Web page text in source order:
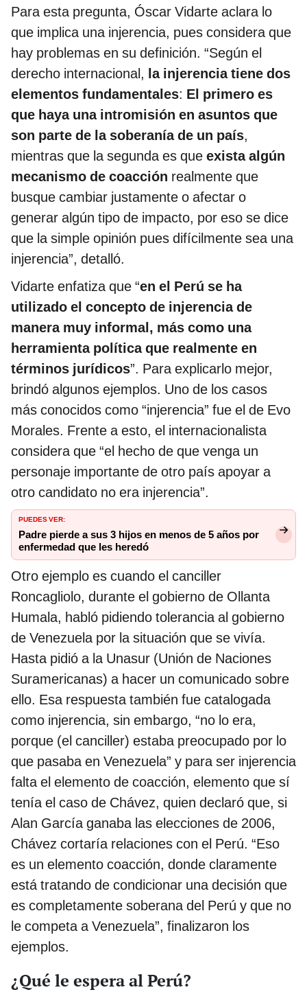
Para esta pregunta, Óscar Vidarte aclara lo
que implica una injerencia, pues considera que
hay problemas en su definición. “Según el
derecho internacional, la injerencia tiene dos
elementos fundamentales: El primero es
que haya una intromisión en asuntos que
son parte de la soberanía de un país,
mientras que la segunda es que exista algún
mecanismo de coacción realmente que
busque cambiar justamente o afectar o
generar algún tipo de impacto, por eso se dice
que la simple opinión pues difícilmente sea una
injerencia”, detalló.
Vidarte enfatiza que “en el Perú se ha
utilizado el concepto de injerencia de
manera muy informal, más como una
herramienta política que realmente en
términos jurídicos”. Para explicarlo mejor,
brindó algunos ejemplos. Uno de los casos
más conocidos como “injerencia” fue el de Evo
Morales. Frente a esto, el internacionalista
considera que “el hecho de que venga un
personaje importante de otro país apoyar a
otro candidato no era injerencia”.
PUEDES VER:
Padre pierde a sus 3 hijos en menos de 5 años por
enfermedad que les heredó
Otro ejemplo es cuando el canciller
Roncagliolo, durante el gobierno de Ollanta
Humala, habló pidiendo tolerancia al gobierno
de Venezuela por la situación que se vivía.
Hasta pidió a la Unasur (Unión de Naciones
Suramericanas) a hacer un comunicado sobre
ello. Esa respuesta también fue catalogada
como injerencia, sin embargo, “no lo era,
porque (el canciller) estaba preocupado por lo
que pasaba en Venezuela” y para ser injerencia
falta el elemento de coacción, elemento que sí
tenía el caso de Chávez, quien declaró que, si
Alan García ganaba las elecciones de 2006,
Chávez cortaría relaciones con el Perú. “Eso
es un elemento coacción, donde claramente
está tratando de condicionar una decisión que
es completamente soberana del Perú y que no
le competa a Venezuela”, finalizaron los
ejemplos.
¿Qué le espera al Perú?